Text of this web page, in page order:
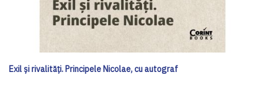
Exil și rivalități. Principele Nicolae, cu autograf